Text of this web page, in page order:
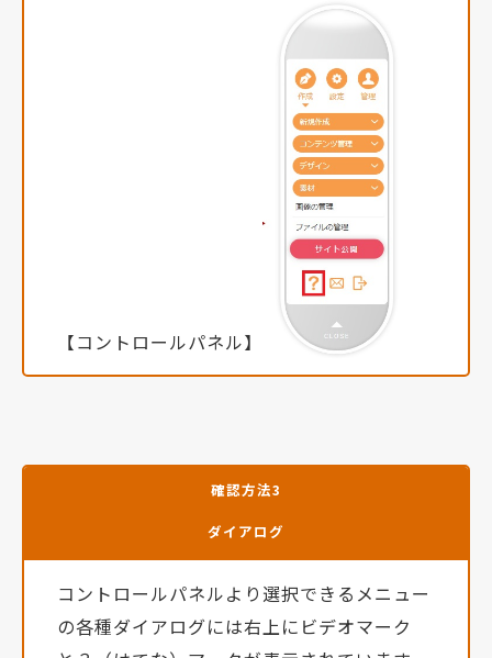
【コントロールパネル】
確認方法3
ダイアログ
コントロールパネルより選択できるメニュー
の各種ダイアログには右上にビデオマーク